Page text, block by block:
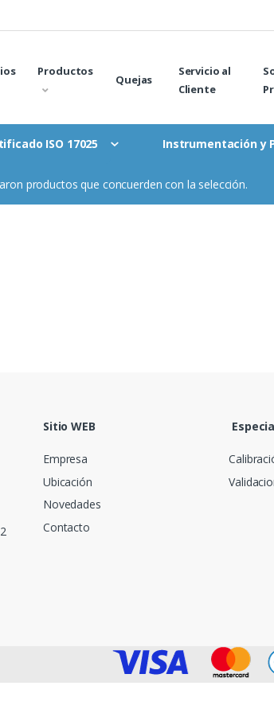
Productos
Quejas
Servicio al
Cliente
ISO 17025 Instrumentación y
productos que concuerden con la selección.
Sitio WEB
Empresa
Ubicación
Novedades
Contacto